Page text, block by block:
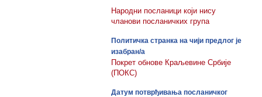
Народни посланици који нису
чланови посланичких група
Политичка странка на чији предлог је
изабран/а
Покрет обнове Краљевине Србије
(ПОКС)
Датум потврђивања посланичког